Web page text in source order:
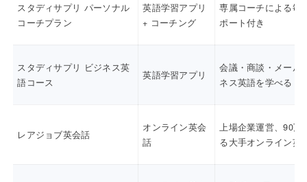
スタディサプリ パーソナル
コーチプラン
英語学習アプリ
+ コーチング
専属コーチによる毎
ポート付き
スタディサプリ ビジネス英
語コース
英語学習アプリ
会議・商談・メール
ネス英語を学べる
レアジョブ英会話
オンライン英会
話
上場企業運営、90万
る大手オンライン英